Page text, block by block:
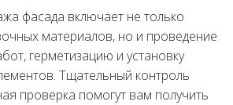
фасада включает не только
материалов, но и проведение
герметизацию и установку
Тщательный контроль
проверка помогут вам получить